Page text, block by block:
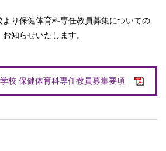
り保健体育科専任教員募集についての
知らせいたします。
校 保健体育科専任教員募集要項